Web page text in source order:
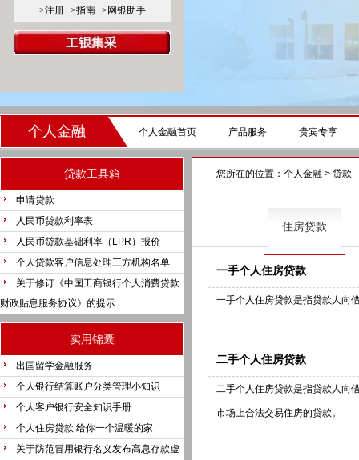
>注册 >指南 >网银助手
个人金融 个人金融首页 产品服务 贵宾专享
贷款工具箱
申请贷款
人民币贷款利率表
人民币贷款基础利率（LPR）报价
个人贷款客户信息处理三方机构名单
关于修订《中国工商银行个人消费贷款
财政贴息服务协议》的提示
实用锦囊
出国留学金融服务
个人银行结算账户分类管理小知识
个人客户银行安全知识手册
个人住房贷款 给你一个温暖的家
关于防范冒用银行名义发布高息存款虚
您所在的位置： 个人金融 > 贷款
住房贷款
一手个人住房贷款
一手个人住房贷款是指贷款人向
二手个人住房贷款
二手个人住房贷款是指贷款人向
市场上合法交易住房的贷款。